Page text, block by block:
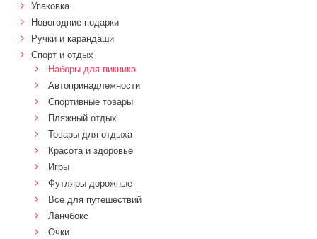
Упаковка
Новогодние подарки
Ручки и карандаши
Спорт и отдых
Наборы для пикника
Автопринадлежности
Спортивные товары
Пляжный отдых
Товары для отдыха
Красота и здоровье
Игры
Футляры дорожные
Все для путешествий
Ланчбокс
Очки